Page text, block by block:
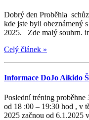
Dobrý den Proběhla
kde jste byli
2025. Zde malý souhrn.
Celý článek »
Informace DoJo Aikido
Poslední tréning
od 18 :00 – 19:30 hod , v
2025 začnou od